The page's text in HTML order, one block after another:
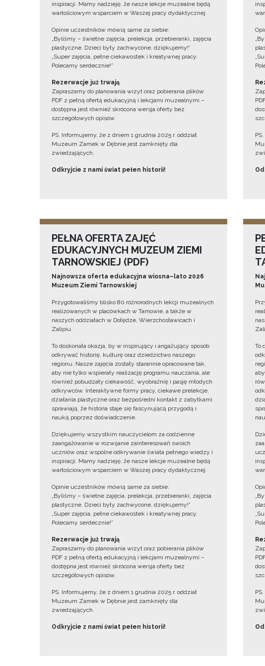
inspiracji. Mamy nadzieję, że nasze lekcje muzealne będą
wartościowym wsparciem w Waszej pracy dydaktycznej.
Opinie uczestników mówią same za siebie:
„Byliśmy – świetne zajęcia, prelekcja, przebieranki, zajęcia
plastyczne. Dzieci były zachwycone, dziękujemy!”
„Super zajęcia, pełne ciekawostek i kreatywnej pracy.
Polecamy serdecznie!”
Rezerwacje już trwają
Zapraszamy do planowania wizyt oraz pobierania plików
PDF z pełną ofertą edukacyjną i lekcjami muzealnymi –
dostępna jest również skrócona wersja oferty bez
szczegółowych opisów.
PS. Informujemy, że z dniem 1 grudnia 2025 r. oddział
Muzeum Zamek w Dębnie jest zamknięty dla
zwiedzających.
Odkryjcie z nami świat pełen historii!
PEŁNA OFERTA ZAJĘĆ
EDUKACYJNYCH MUZEUM ZIEMI
TARNOWSKIEJ (PDF)
Najnowsza oferta edukacyjna wiosna–lato 2026
Muzeum Ziemi Tarnowskiej
Przygotowaliśmy blisko 80 różnorodnych lekcji muzealnych
realizowanych w placówkach w Tarnowie, a także w
naszych oddziałach w Dołędze, Wierzchosławicach i
Zalipiu.
To doskonała okazja, by w inspirujący i angażujący sposób
odkrywać historię, kulturę oraz dziedzictwo naszego
regionu. Nasze zajęcia zostały starannie opracowane tak,
aby nie tylko wspierały realizację programu nauczania, ale
również pobudzały ciekawość, wyobraźnię i pasję młodych
odkrywców. Interaktywne formy pracy, ciekawe prelekcje,
działania plastyczne oraz bezpośredni kontakt z zabytkami
sprawiają, że historia staje się fascynującą przygodą i
nauką poprzez doświadczenie.
Dziękujemy wszystkim nauczycielom za codzienne
zaangażowanie w rozwijanie zainteresowań swoich
uczniów oraz wspólne odkrywanie świata pełnego wiedzy i
inspiracji. Mamy nadzieję, że nasze lekcje muzealne będą
wartościowym wsparciem w Waszej pracy dydaktycznej.
Opinie uczestników mówią same za siebie:
„Byliśmy – świetne zajęcia, prelekcja, przebieranki, zajęcia
plastyczne. Dzieci były zachwycone, dziękujemy!”
„Super zajęcia, pełne ciekawostek i kreatywnej pracy.
Polecamy serdecznie!”
Rezerwacje już trwają
Zapraszamy do planowania wizyt oraz pobierania plików
PDF z pełną ofertą edukacyjną i lekcjami muzealnymi –
dostępna jest również skrócona wersja oferty bez
szczegółowych opisów.
PS. Informujemy, że z dniem 1 grudnia 2025 r. oddział
Muzeum Zamek w Dębnie jest zamknięty dla
zwiedzających.
Odkryjcie z nami świat pełen historii!
To